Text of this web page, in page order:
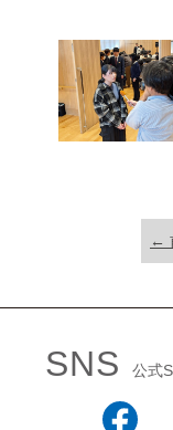
←
SNS 公式